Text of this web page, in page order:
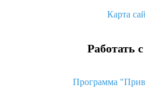
Карта
Работать
Программа